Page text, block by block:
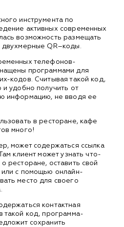
инструмента по
активных современных
возможность размещать
двухмерные QR–коды.
телефонов-
программами для
кодов. Считывая такой код,
и удобно получить от
информацию, не вводя ее
в ресторане, кафе
много!
может содержаться ссылка
клиент может узнать что-
ресторане, оставить свой
с помощью онлайн-
место для своего
контактная
такой код, программа-
сохранить